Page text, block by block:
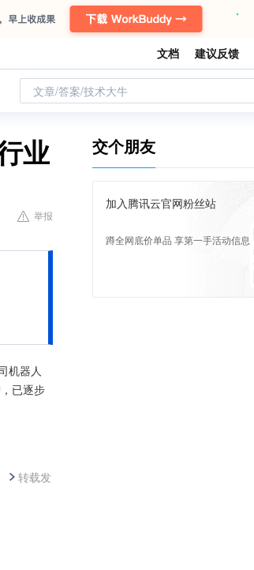
文档 建议反馈
文章/答案/技术大牛
业
举报
机器人
已逐步
转载发
交个朋友
加入腾讯云官网粉丝站
蹲全网底价单品 享第一手活动信息